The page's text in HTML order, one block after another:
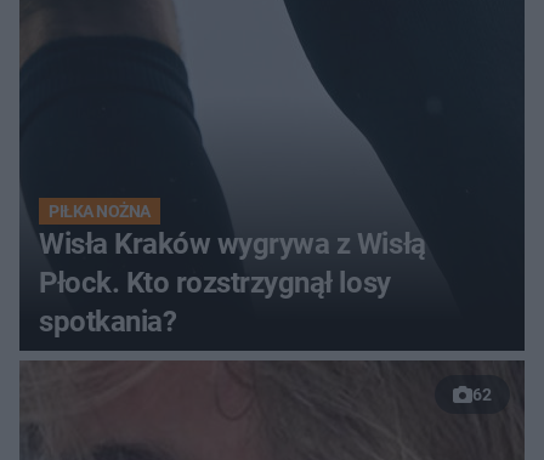
PIŁKA NOŻNA
Wisła Kraków wygrywa z Wisłą
Płock. Kto rozstrzygnął losy
spotkania?
62